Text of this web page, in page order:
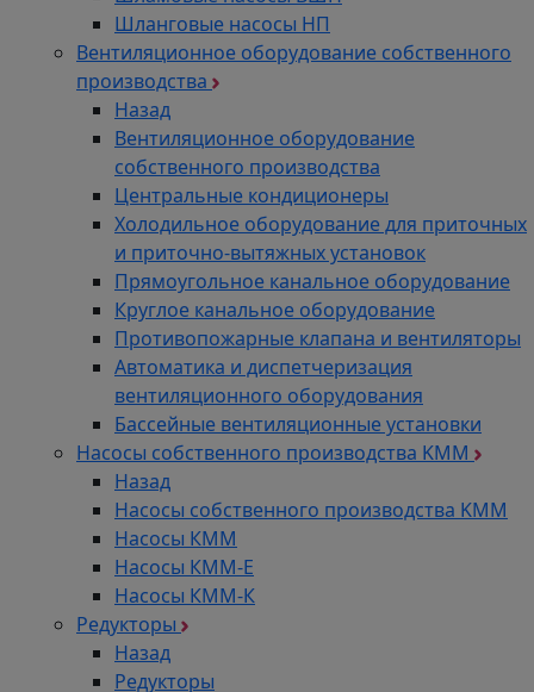
Шланговые насосы НП
Вентиляционное оборудование собственного
производства
Назад
Вентиляционное оборудование
собственного производства
Центральные кондиционеры
Холодильное оборудование для приточных
и приточно-вытяжных установок
Прямоугольное канальное оборудование
Круглое канальное оборудование
Противопожарные клапана и вентиляторы
Автоматика и диспетчеризация
вентиляционного оборудования
Бассейные вентиляционные установки
Насосы собственного производства KMM
Назад
Насосы собственного производства KMM
Насосы КММ
Насосы КММ-Е
Насосы КММ-К
Редукторы
Назад
Редукторы